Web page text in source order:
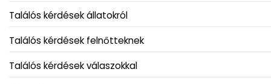
Találós kérdések állatokról
Találós kérdések felnőtteknek
Találós kérdések válaszokkal